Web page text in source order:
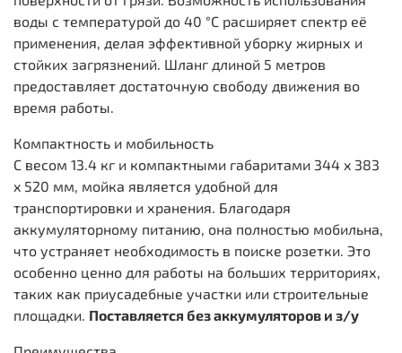
воды с температурой до 40 °C расширяет спектр её
применения, делая эффективной уборку жирных и
стойких загрязнений. Шланг длиной 5 метров
предоставляет достаточную свободу движения во
время работы.
Компактность и мобильность
С весом 13.4 кг и компактными габаритами 344 x 383
x 520 мм, мойка является удобной для
транспортировки и хранения. Благодаря
аккумуляторному питанию, она полностью мобильна,
что устраняет необходимость в поиске розетки. Это
особенно ценно для работы на больших территориях,
таких как приусадебные участки или строительные
площадки. Поставляется без аккумуляторов и з/у